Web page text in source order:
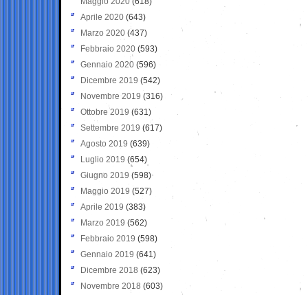
Aprile 2020 (643)
Marzo 2020 (437)
Febbraio 2020 (593)
Gennaio 2020 (596)
Dicembre 2019 (542)
Novembre 2019 (316)
Ottobre 2019 (631)
Settembre 2019 (617)
Agosto 2019 (639)
Luglio 2019 (654)
Giugno 2019 (598)
Maggio 2019 (527)
Aprile 2019 (383)
Marzo 2019 (562)
Febbraio 2019 (598)
Gennaio 2019 (641)
Dicembre 2018 (623)
Novembre 2018 (603)